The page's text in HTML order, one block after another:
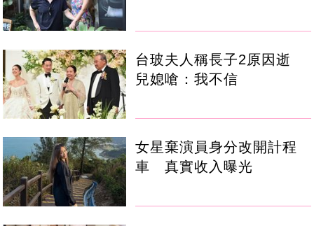
台玻夫人稱長子2原因逝
兒媳嗆：我不信
女星棄演員身分改開計程
車 真實收入曝光